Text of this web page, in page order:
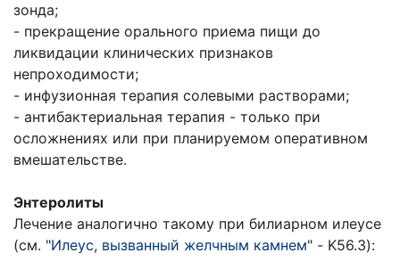
зонда;
- прекращение орального приема пищи до
ликвидации клинических признаков
непроходимости;
- инфузионная терапия солевыми растворами;
- антибактериальная терапия - только при
осложнениях или при планируемом оперативном
вмешательстве.
Энтеролиты
Лечение аналогично такому при билиарном илеусе
(см. "Илеус, вызванный желчным камнем" - K56.3):